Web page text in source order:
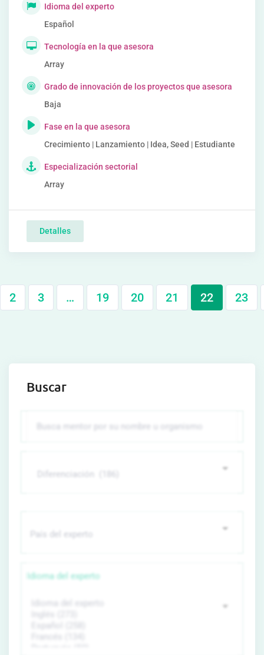
Idioma del experto
Español
Tecnología en la que asesora
Array
Grado de innovación de los proyectos que asesora
Baja
Fase en la que asesora
Crecimiento | Lanzamiento | Idea, Seed | Estudiante
Especialización sectorial
Array
Detalles
2 3 … 19 20 21 22 23
Buscar
Idioma del experto